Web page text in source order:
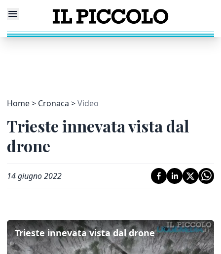
Home Cronaca Video
Trieste innevata vista dal
drone
14 giugno 2022
Trieste innevata vista dal drone